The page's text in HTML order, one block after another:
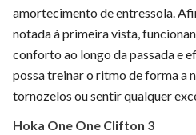
amortecimento de entressola.
notada à primeira vista,
conforto ao longo da passada e
possa treinar o ritmo de forma a
tornozelos ou sentir qualquer
Hoka One One Clifton 3